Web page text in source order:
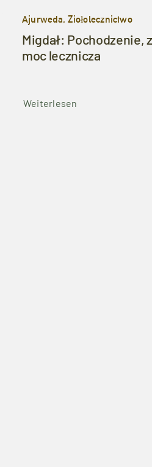
Ajurweda, Ziołolecznictwo
Migdał: Pochodzenie,
moc lecznicza
Weiterlesen